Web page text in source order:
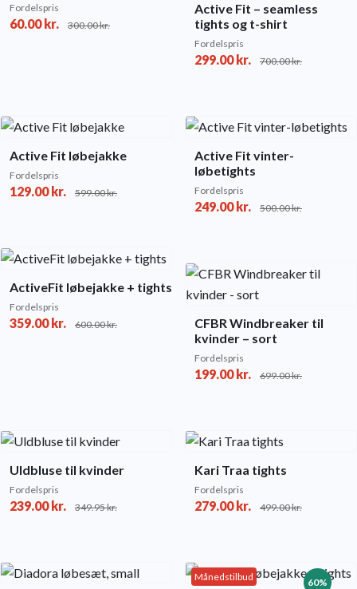
Fordelspris
60.00kr. 300.00kr.
Active Fit – seamless
tights og t-shirt
Fordelspris
299.00kr. 700.00kr.
Active Fit løbejakke
Fordelspris
129.00kr. 599.00kr.
Active Fit vinter-
løbetights
Fordelspris
249.00kr. 500.00kr.
ActiveFit løbejakke + tights
Fordelspris
359.00kr. 600.00kr.
CFBR Windbreaker til
kvinder – sort
Fordelspris
199.00kr. 699.00kr.
Uldbluse til kvinder
Fordelspris
239.00kr. 349.95kr.
Kari Traa tights
Fordelspris
279.00kr. 499.00kr.
60%
Månedstilbud